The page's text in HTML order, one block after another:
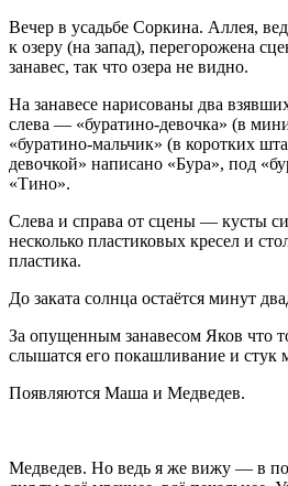
Вечер в усадьбе Соркина. Аллея,
к озеру (на запад), перегорожена
занавес, так что озера не видно.
На занавесе нарисованы два
слева — «буратино-девочка» (в
«буратино-мальчик» (в коротких
девочкой» написано «Бура», под
«Тино».
Слева и справа от сцены — кусты
несколько пластиковых кресел и
пластика.
До заката солнца остаётся минут
За опущенным занавесом Яков что
слышатся его покашливание и стук
Появляются Маша и Медведев.
Медведев. Но ведь я же вижу — в